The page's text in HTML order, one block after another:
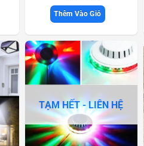
Thêm Vào Giỏ
TẠM HẾT - LIÊN HỆ